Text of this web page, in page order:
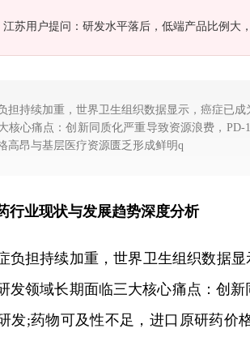
广东用户提问：中国海洋经济走出去的新路径在
担持续加重，世界卫生组织数据显示，癌症已
核心痛点：创新同质化严重导致资源浪费，
高昂与基层医疗资源匮乏形成鲜明q
行业现状与发展趋势深度分析
负担持续加重，世界卫生组织数据
发领域长期面临三大核心痛点：创
发;药物可及性不足，进口原研药价